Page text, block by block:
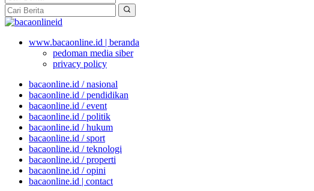
www.bacaonline.id | beranda
pedoman media siber
privacy policy
bacaonline.id / nasional
bacaonline.id / pendidikan
bacaonline.id / event
bacaonline.id / politik
bacaonline.id / hukum
bacaonline.id / sport
bacaonline.id / teknologi
bacaonline.id / properti
bacaonline.id / opini
bacaonline.id | contact